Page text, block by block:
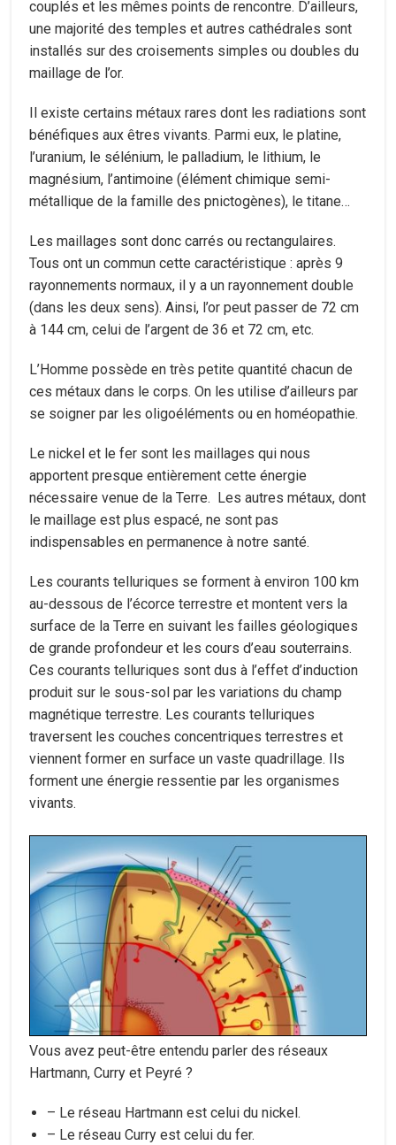
couplés et les mêmes points de rencontre. D’ailleurs,
une majorité des temples et autres cathédrales sont
installés sur des croisements simples ou doubles du
maillage de l’or.
Il existe certains métaux rares dont les radiations sont
bénéfiques aux êtres vivants. Parmi eux, le platine,
l’uranium, le sélénium, le palladium, le lithium, le
magnésium, l’antimoine (élément chimique semi-
métallique de la famille des pnictogènes), le titane…
Les maillages sont donc carrés ou rectangulaires.
Tous ont un commun cette caractéristique : après 9
rayonnements normaux, il y a un rayonnement double
(dans les deux sens). Ainsi, l’or peut passer de 72 cm
à 144 cm, celui de l’argent de 36 et 72 cm, etc.
L’Homme possède en très petite quantité chacun de
ces métaux dans le corps. On les utilise d’ailleurs par
se soigner par les oligoéléments ou en homéopathie.
Le nickel et le fer sont les maillages qui nous
apportent presque entièrement cette énergie
nécessaire venue de la Terre. Les autres métaux, dont
le maillage est plus espacé, ne sont pas
indispensables en permanence à notre santé.
Les courants telluriques se forment à environ 100 km
au-dessous de l’écorce terrestre et montent vers la
surface de la Terre en suivant les failles géologiques
de grande profondeur et les cours d’eau souterrains.
Ces courants telluriques sont dus à l’effet d’induction
produit sur le sous-sol par les variations du champ
magnétique terrestre. Les courants telluriques
traversent les couches concentriques terrestres et
viennent former en surface un vaste quadrillage. Ils
forment une énergie ressentie par les organismes
vivants.
Vous avez peut-être entendu parler des réseaux
Hartmann, Curry et Peyré ?
– Le réseau Hartmann est celui du nickel.
– Le réseau Curry est celui du fer.